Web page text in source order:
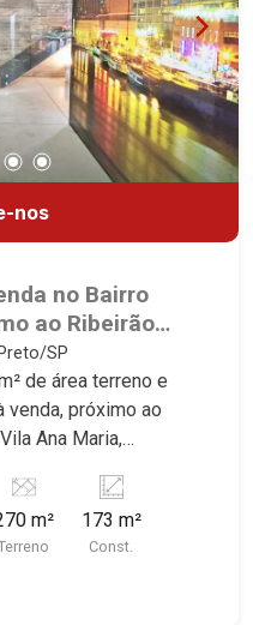
nos
no Bairro
ao Ribeirão
SP.
SP
de área terreno e
venda, próximo ao
Ana Maria,
Imobiliária
7 salas - 2 WC
m² 173 m²
Const.